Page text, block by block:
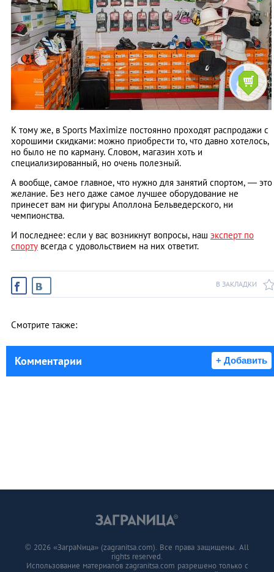
К тому же, в Sports Maximize постоянно проходят распродажи с
хорошими скидками: можно приобрести то, что давно хотелось,
но было не по карману. Словом, магазин хоть и
специализированный, но очень полезный.
А вообще, самое главное, что нужно для занятий спортом, — это
желание. Без него даже самое лучшее оборудование не
принесет вам ни фигуры Аполлона Бельведерского, ни
чемпионства.
И последнее: если у вас возникнут вопросы, наш эксперт по
спорту всегда с удовольствием на них ответит.
В ЗАКЛАДКИ
Смотрите также:
Комментарии + Добавить
© 2026 «ЗаграNица» (zagranitsa.com). Все права защищены. All
rights reserved.
Использование материалов zagranitsa.com разрешено только с